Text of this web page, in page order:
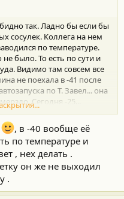
так. Ладно бы если бы
сосулек. Коллега на нем
по температуре.
было. То есть по сути и
Видимо там совсем все
не поехала в -41 после
по Т. Завел... она
Сегодня -25...
просто с
гулом. Пошел в
причем даже из нашего
Щас видео
, в -40 вообще её
по температуре и
, нех делать .
он же не выходил
.